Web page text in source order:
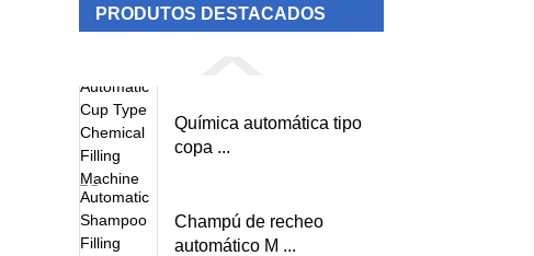
PRODUTOS DESTACADOS
Química automática tipo
copa ...
Champú de recheo
automático M ...